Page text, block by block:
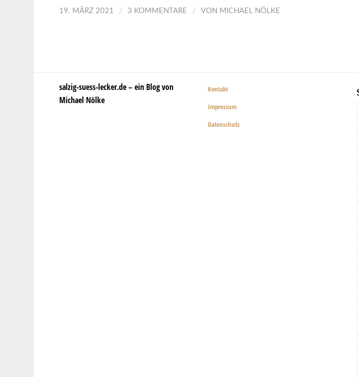
19. MÄRZ 2021 / 3 KOMMENTARE / VON MICHAEL NÖLKE
salzig-suess-lecker.de – ein Blog von
Michael Nölke
Kontakt
Impressum
Datenschutz